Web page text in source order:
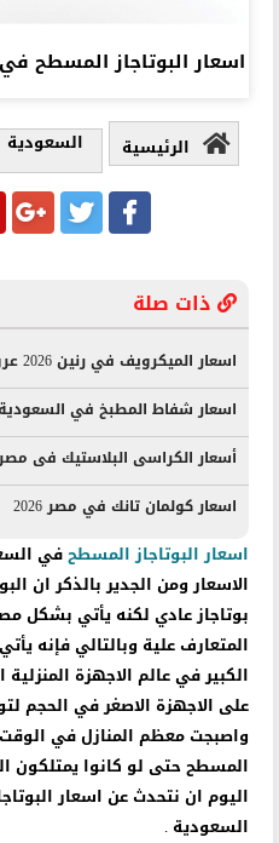
اسعار البوتاجاز المسطح
الرئيسية السعودية
ذات صلة
اسعار الميكرويف في رنين 2026 عروض رنين الجديدة
اسعار شفاط المطبخ في السعودية
أسعار الكراسى البلاستيك فى مصر
اسعار كولمان تانك في مصر 2026
اسعار البوتاجاز المسطح
الاسعار ومن الجدير بالذكر ان
بوتاجاز عادي لكنه يأتي بشكل
المتعارف علية وبالتالي فإنه
الكبير في عالم الاجهزة
على الاجهزة الاصغر في الحجم
واصبجت معظم المنازل في الوقت
المسطح حتى لو كانوا يمتلكون
اليوم ان نتحدث عن اسعار
السعودية .